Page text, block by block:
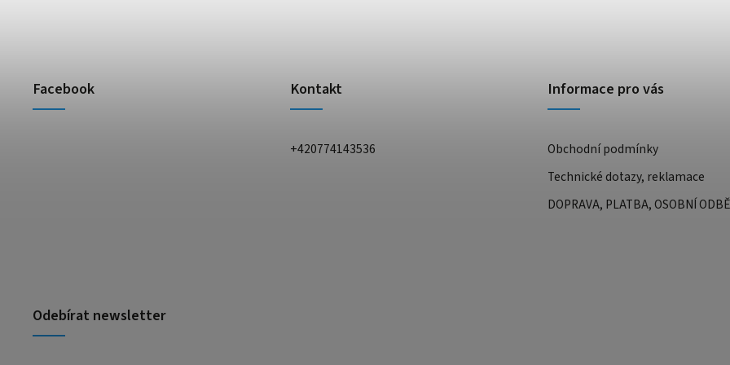
Facebook Kontakt
+420774143536
Informace pro vás
Obchodní podmínky
Technické dotazy, reklamace
DOPRAVA, PLATBA, OSOBNÍ
Odebírat newsletter